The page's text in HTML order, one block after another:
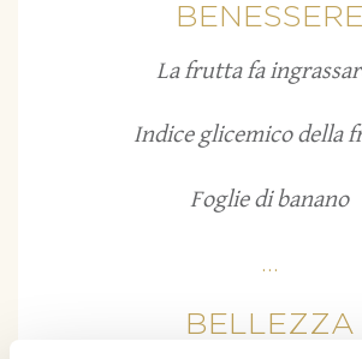
BENESSERE
La frutta fa
Indice glicemico della
Foglie di banano
...
BELLEZZA